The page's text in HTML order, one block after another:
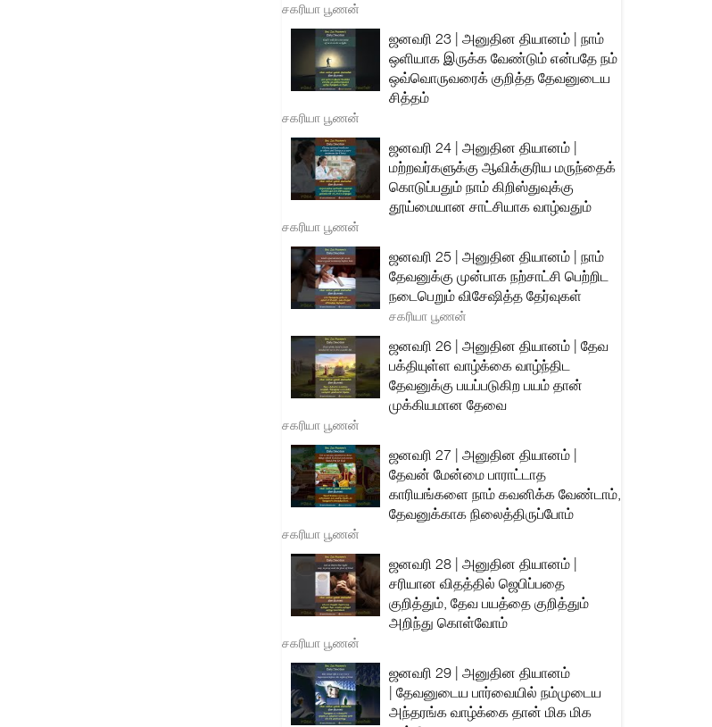
சகரியா பூணன்
ஜனவரி 23 | அனுதின தியானம் | நாம்
ஒளியாக இருக்க வேண்டும் என்பதே நம்
ஒவ்வொருவரைக் குறித்த தேவனுடைய
சித்தம்
சகரியா பூணன்
ஜனவரி 24 | அனுதின தியானம் |
மற்றவர்களுக்கு ஆவிக்குரிய மருந்தைக்
கொடுப்பதும் நாம் கிறிஸ்துவுக்கு
தூய்மையான சாட்சியாக வாழ்வதும்
சகரியா பூணன்
ஜனவரி 25 | அனுதின தியானம் | நாம்
தேவனுக்கு முன்பாக நற்சாட்சி பெற்றிட
நடைபெறும் விசேஷித்த தேர்வுகள்
சகரியா பூணன்
ஜனவரி 26 | அனுதின தியானம் | தேவ
பக்தியுள்ள வாழ்க்கை வாழ்ந்திட
தேவனுக்கு பயப்படுகிற பயம் தான்
முக்கியமான தேவை
சகரியா பூணன்
ஜனவரி 27 | அனுதின தியானம் |
தேவன் மேன்மை பாராட்டாத
காரியங்களை நாம் கவனிக்க வேண்டாம்,
தேவனுக்காக நிலைத்திருப்போம்
சகரியா பூணன்
ஜனவரி 28 | அனுதின தியானம் |
சரியான விதத்தில் ஜெபிப்பதை
குறித்தும், தேவ பயத்தை குறித்தும்
அறிந்து கொள்வோம்
சகரியா பூணன்
ஜனவரி 29 | அனுதின தியானம்
| தேவனுடைய பார்வையில் நம்முடைய
அந்தரங்க வாழ்க்கை தான் மிக மிக